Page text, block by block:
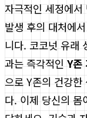
자극적인 세정에
발생 후의 대처에
니다. 코코넛 유래
과는 즉각적인 Y존
으로 Y존의 건강한
다. 이제 당신의 몸